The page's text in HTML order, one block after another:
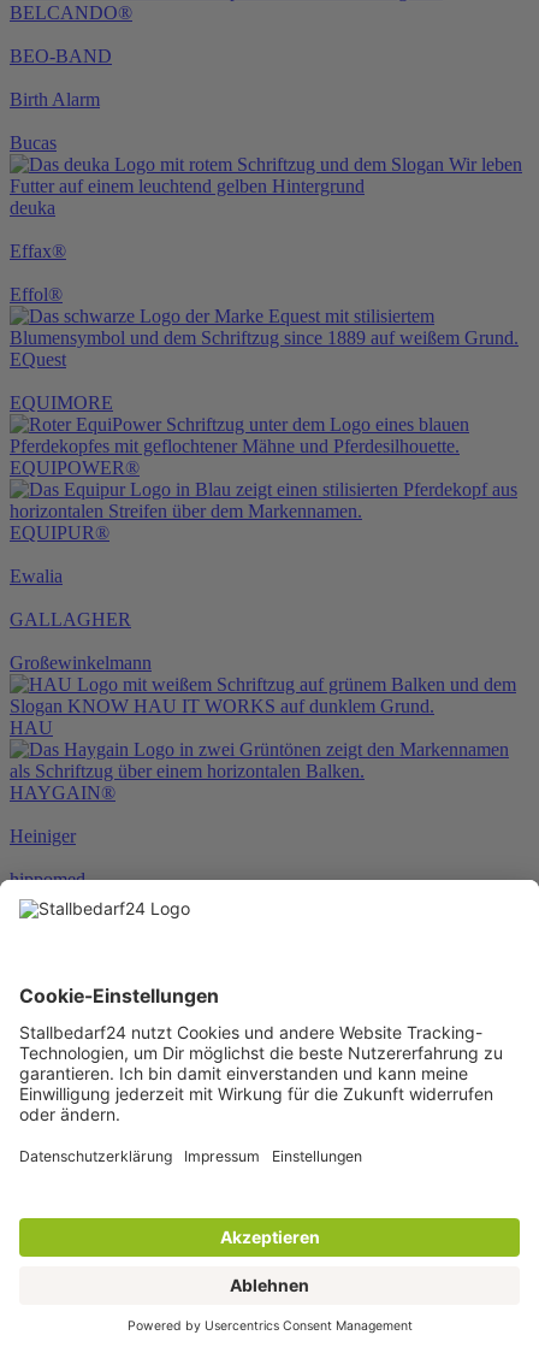
BELCANDO®
BEO-BAND
Birth Alarm
Bucas
deuka
Effax®
Effol®
EQuest
EQUIMORE
EQUIPOWER®
EQUIPUR®
Ewalia
GALLAGHER
Großewinkelmann
HAU
HAYGAIN®
Heiniger
hippomed
HKM
HORSEWARE®
JOSERA
Karlie
KENTUCKY®
KERBL